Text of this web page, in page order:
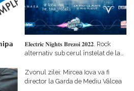
𝐄𝐥𝐞𝐜𝐭𝐫𝐢𝐜 𝐍𝐢𝐠𝐡𝐭𝐬 𝐁𝐫𝐞𝐳𝐨𝐢 𝟐𝟎𝟐𝟐. Rock
alternativ sub cerul înstelat de la
Zvonul zilei: Mircea Iova va fi
director la Garda de Mediu Vâlcea